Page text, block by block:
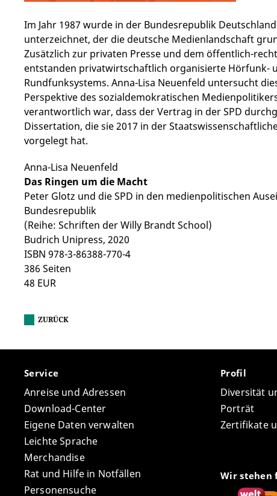
Im Jahr 1987 wurde in der Bundesrepublik
unterzeichnet, der die deutsche Medienlandschaft
Zusätzlich zur privaten Presse und dem öffentlich-
entstanden privatwirtschaftlich organisierte Hörfunk-
Rundfunksystems. Anna-Lisa Neuenfeld untersucht
Perspektive des sozialdemokratischen
verantwortlich war, dass der Vertrag in der SPD
Dissertation, die sie 2017 in der
vorgelegt hat.
Anna-Lisa Neuenfeld
Das Ringen um die Macht
Peter Glotz und die SPD in den medienpolitischen
Bundesrepublik
(Reihe: Schriften der Willy Brandt School)
Budrich Unipress, 2020
ISBN 978-3-86388-770-4
386 Seiten
48 EUR
ZURÜCK
Service
Anreise und Adressen
Download-Center
Eigene Daten verwalten
Leichte Sprache
Merchandise
Rat und Hilfe in Notfällen
Personensuche
Profil
Diversität
Porträt
Zertifikate
Wir stehen